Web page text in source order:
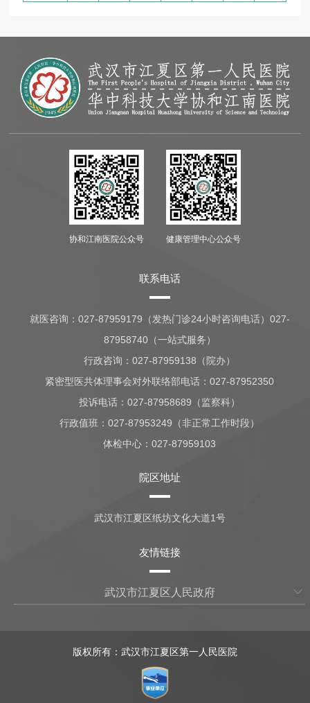
协和江南医院公众号 健康管理中心公众号
联系电话
就医咨询： 027-87959179（发热门诊24小时咨询电话）027-
87958740（一站式服务）
行政咨询：027-87959138（院办）
紧密型医共体理事会对外联络部电话：027-87952350
投诉电话：027-87958689（监察科）
行政值班：027-87953249（非正常工作时段）
体检中心：027-87959103
院区地址
武汉市江夏区纸坊文化大道1号
友情链接
武汉市江夏区人民政府
版权所有：武汉市江夏区第一人民医院